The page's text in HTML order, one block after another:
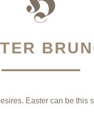
Easter can be this